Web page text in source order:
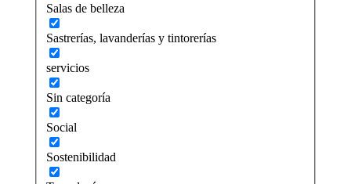
Salas de belleza
Sastrerías, lavanderías y tintorerías
servicios
Sin categoría
Social
Sostenibilidad